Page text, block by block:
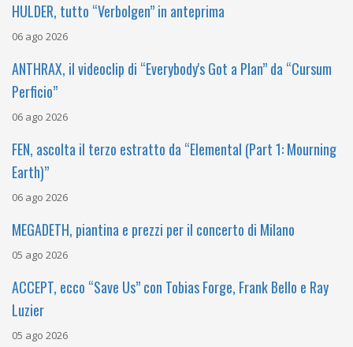
HULDER, tutto “Verbolgen” in anteprima
06 ago 2026
ANTHRAX, il videoclip di “Everybody's Got a Plan” da “Cursum
Perficio”
06 ago 2026
FEN, ascolta il terzo estratto da “Elemental (Part 1: Mourning
Earth)”
06 ago 2026
MEGADETH, piantina e prezzi per il concerto di Milano
05 ago 2026
ACCEPT, ecco “Save Us” con Tobias Forge, Frank Bello e Ray
Luzier
05 ago 2026